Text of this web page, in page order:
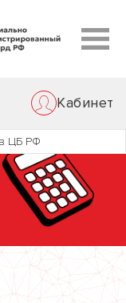
Кабинет
ЦБ РФ